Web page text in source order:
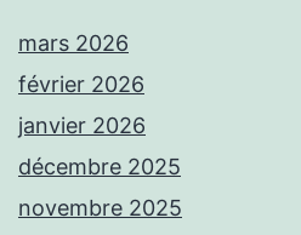
mars 2026
février 2026
janvier 2026
décembre 2025
novembre 2025